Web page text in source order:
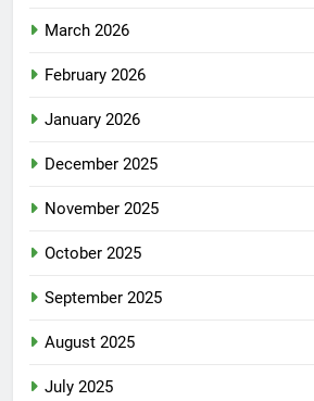
March 2026
February 2026
January 2026
December 2025
November 2025
October 2025
September 2025
August 2025
July 2025